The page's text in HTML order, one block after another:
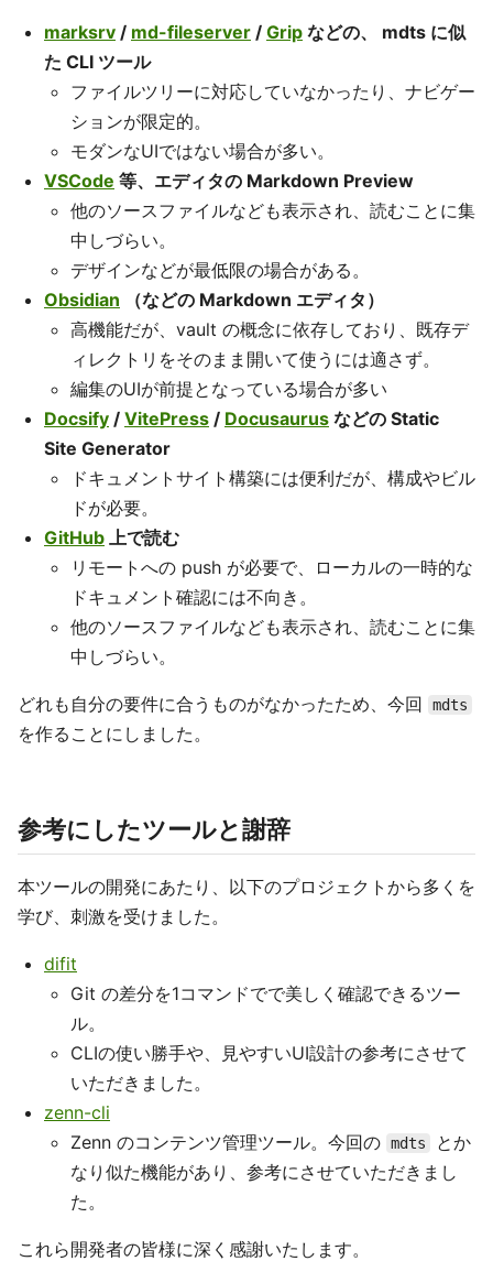
marksrv / md-fileserver / Grip などの、 mdts に似
た CLI ツール
ファイルツリーに対応していなかったり、ナビゲー
ションが限定的。
モダンなUIではない場合が多い。
VSCode 等、エディタの Markdown Preview
他のソースファイルなども表示され、読むことに集
中しづらい。
デザインなどが最低限の場合がある。
Obsidian （などの Markdown エディタ）
高機能だが、vault の概念に依存しており、既存デ
ィレクトリをそのまま開いて使うには適さず。
編集のUIが前提となっている場合が多い
Docsify / VitePress / Docusaurus などの Static
Site Generator
ドキュメントサイト構築には便利だが、構成やビル
ドが必要。
GitHub 上で読む
リモートへの push が必要で、ローカルの一時的な
ドキュメント確認には不向き。
他のソースファイルなども表示され、読むことに集
中しづらい。
どれも自分の要件に合うものがなかったため、今回 mdts
を作ることにしました。
参考にしたツールと謝辞
本ツールの開発にあたり、以下のプロジェクトから多くを
学び、刺激を受けました。
difit
Git の差分を1コマンドでで美しく確認できるツー
ル。
CLIの使い勝手や、見やすいUI設計の参考にさせて
いただきました。
zenn-cli
Zenn のコンテンツ管理ツール。今回の mdts
とか
なり似た機能があり、参考にさせていただきまし
た。
これら開発者の皆様に深く感謝いたします。